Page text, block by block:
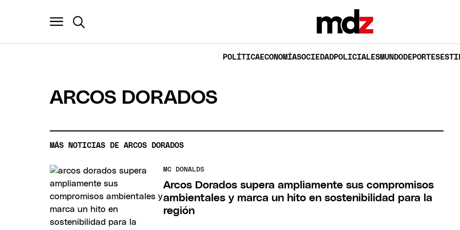
POLÍTICAECONOMÍASOCIEDADPOLICIALESMUNDODEPORTES
ARCOS DORADOS
MÁS NOTICIAS DE ARCOS DORADOS
MC DONALDS
Arcos Dorados supera ampliamente sus compromisos
ambientales y marca un hito en sostenibilidad para la
región